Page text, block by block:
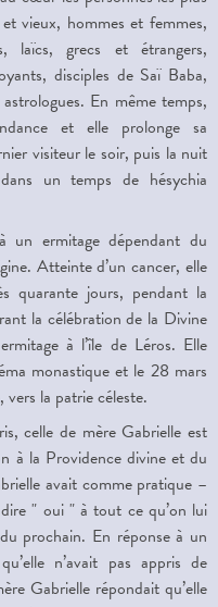
vieux, hommes et femmes,
laïcs, grecs et étrangers,
disciples de Saï Baba,
En même temps,
et elle prolonge sa
visiteur le soir, puis la nuit
un temps de hésychia
un ermitage dépendant du
Atteinte d’un cancer, elle
quarante jours, pendant la
la célébration de la Divine
à l’île de Léros. Elle
monastique et le 28 mars
la patrie céleste.
celle de mère Gabrielle est
à la Providence divine et du
avait comme pratique –
" oui " à tout ce qu’on lui
prochain. En réponse à un
n’avait pas appris de
Gabrielle répondait qu’elle